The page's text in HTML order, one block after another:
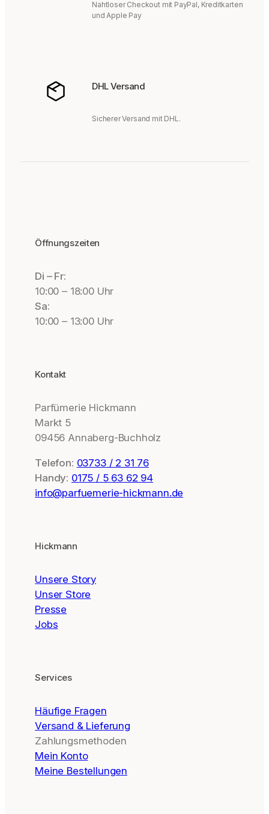
Nahtloser Checkout mit PayPal, Kreditkarten
und Apple Pay
DHL Versand
Sicherer Versand mit DHL.
Öffnungszeiten
Di – Fr:
10:00 – 18:00 Uhr
Sa:
10:00 – 13:00 Uhr
Kontakt
Parfümerie Hickmann
Markt 5
09456 Annaberg-Buchholz
Telefon: 03733 / 2 31 76
Handy: 0175 / 5 63 62 94
info@parfuemerie-hickmann.de
Hickmann
Unsere Story
Unser Store
Presse
Jobs
Services
Häufige Fragen
Versand & Lieferung
Zahlungsmethoden
Mein Konto
Meine Bestellungen